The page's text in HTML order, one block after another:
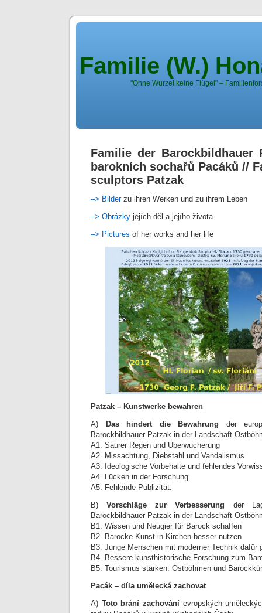
Familie (W.)
"Ohne Wurzel keine Flügel" –
Familie der Barockbildhauer
barokních sochařů Pacáků //
sculptors Patzak
–> Bilderzu ihren Werken und zu ihrem Leben
–> Obrázky jejích děl a jejího života
–> Pictures of her works and her life
Patzak – Kunstwerke bewahren
A)
Das hindert die Bewahrung der
Barockbildhauer Patzak in der Landschaft
A1. Saurer Regen und Überwucherung
A2. Missachtung, Diebstahl und Vandalismus
A3. Ideologische Vorbehalte und fehlendes
A4. Lücken in der Forschung
A5. Fehlende Publizität.
B)Vorschläge zur Verbesserung der
Barockbildhauer Patzak in der Landschaft
B1. Wissen und Neugier für Barock schaffen
B2. Barocke Kunst in Kirchen besser nutzen
B3. Junge Menschen mit moderner Technik dafür
B4. Bessere kunsthistorische Forschung zum
B5. Tourismus stärken: Ostböhmen und
Pacák – díla umělecká zachovat
A) Toto brání zachování evropských